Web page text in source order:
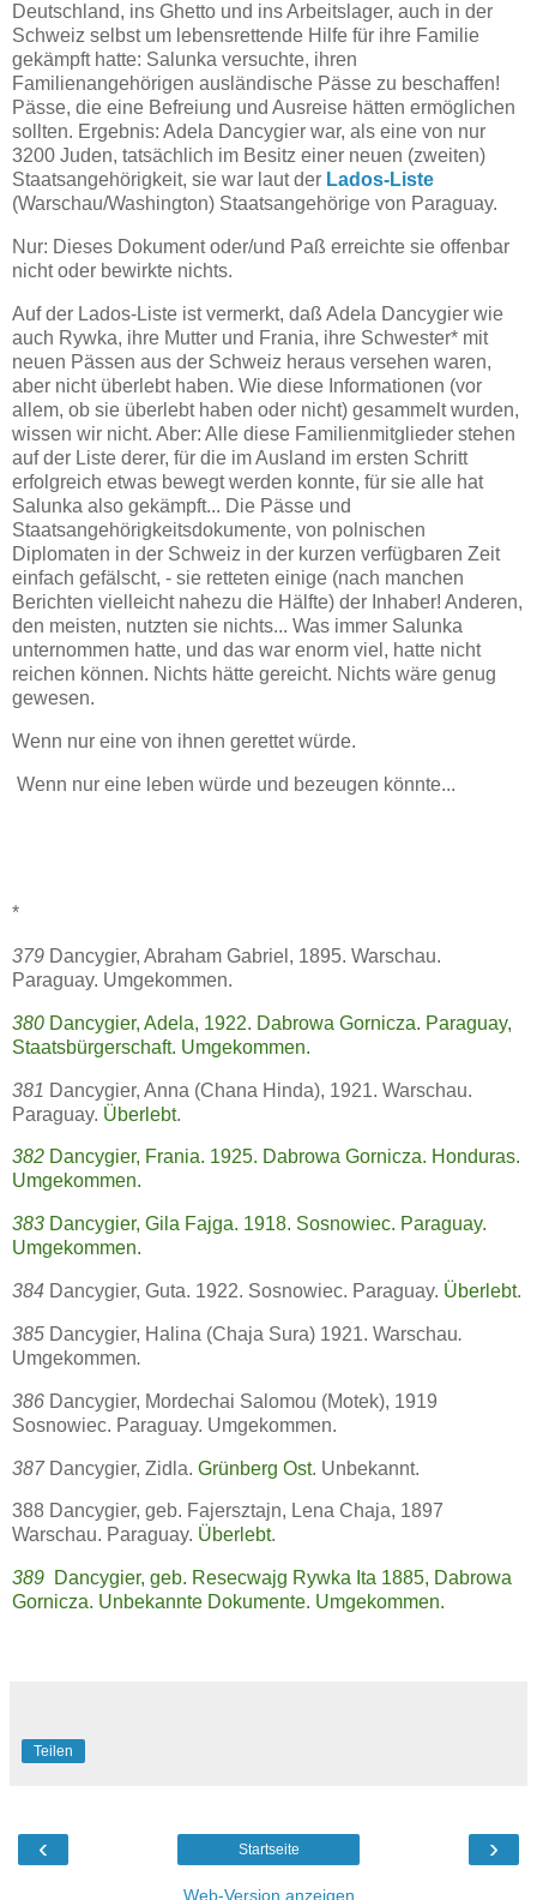
Deutschland, ins Ghetto und ins Arbeitslager, auch in der
Schweiz selbst um lebensrettende Hilfe für ihre Familie
gekämpft hatte: Salunka versuchte, ihren
Familienangehörigen ausländische Pässe zu beschaffen!
Pässe, die eine Befreiung und Ausreise hätten ermöglichen
sollten. Ergebnis: Adela Dancygier war, als eine von nur
3200 Juden, tatsächlich im Besitz einer neuen (zweiten)
Staatsangehörigkeit, sie war laut der Lados-Liste
(Warschau/Washington) Staatsangehörige von Paraguay.
Nur: Dieses Dokument oder/und Paß erreichte sie offenbar
nicht oder bewirkte nichts.
Auf der Lados-Liste ist vermerkt, daß Adela Dancygier wie
auch Rywka, ihre Mutter und Frania, ihre Schwester* mit
neuen Pässen aus der Schweiz heraus versehen waren,
aber nicht überlebt haben. Wie diese Informationen (vor
allem, ob sie überlebt haben oder nicht) gesammelt wurden,
wissen wir nicht. Aber: Alle diese Familienmitglieder stehen
auf der Liste derer, für die im Ausland im ersten Schritt
erfolgreich etwas bewegt werden konnte, für sie alle hat
Salunka also gekämpft... Die Pässe und
Staatsangehörigkeitsdokumente, von polnischen
Diplomaten in der Schweiz in der kurzen verfügbaren Zeit
einfach gefälscht, - sie retteten einige (nach manchen
Berichten vielleicht nahezu die Hälfte) der Inhaber! Anderen,
den meisten, nutzten sie nichts... Was immer Salunka
unternommen hatte, und das war enorm viel, hatte nicht
reichen können. Nichts hätte gereicht. Nichts wäre genug
gewesen.
Wenn nur eine von ihnen gerettet würde.
Wenn nur eine leben würde und bezeugen könnte...
*
379 Dancygier, Abraham Gabriel, 1895. Warschau.
Paraguay. Umgekommen.
380 Dancygier, Adela, 1922. Dabrowa Gornicza. Paraguay,
Staatsbürgerschaft. Umgekommen.
381 Dancygier, Anna (Chana Hinda), 1921. Warschau.
Paraguay. Überlebt.
382 Dancygier, Frania. 1925. Dabrowa Gornicza. Honduras.
Umgekommen.
383 Dancygier, Gila Fajga. 1918. Sosnowiec. Paraguay.
Umgekommen.
384 Dancygier, Guta. 1922. Sosnowiec. Paraguay. Überlebt.
385 Dancygier, Halina (Chaja Sura) 1921. Warschau.
Umgekommen.
386 Dancygier, Mordechai Salomou (Motek), 1919
Sosnowiec. Paraguay. Umgekommen.
387Dancygier, Zidla. Grünberg Ost. Unbekannt.
388 Dancygier, geb. Fajersztajn, Lena Chaja, 1897
Warschau. Paraguay. Überlebt.
389 Dancygier, geb. Resecwajg Rywka Ita 1885, Dabrowa
Gornicza. Unbekannte Dokumente. Umgekommen.
Teilen
‹ ›
Startseite
Web-Version anzeigen